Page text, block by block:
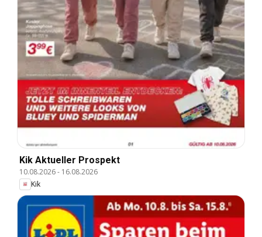
Kik Aktueller Prospekt
10.08.2026- 16.08.2026
Kik